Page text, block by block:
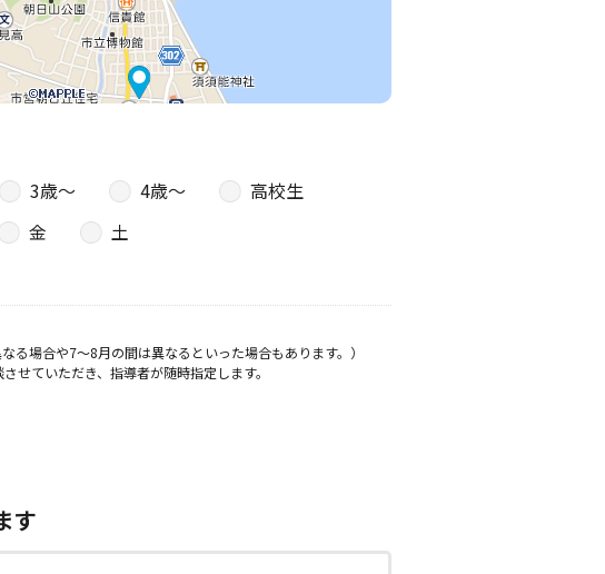
3歳〜 4歳〜
高校生
金
土
場合や7～8月の間は異なるといった場合もあります。）
ていただき、指導者が随時指定します。
す